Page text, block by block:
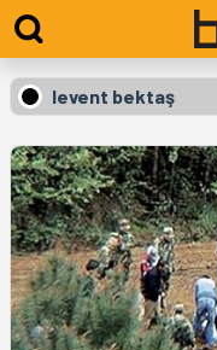
levent bektaş